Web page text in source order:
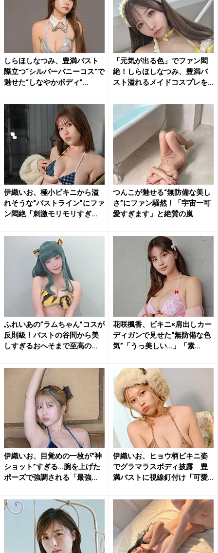
しらほしなつみ、豊満バスト
際立つ“シルバーバニーコス”で
魅せた“しなやかボディ”...
「元気が出る色」でファン悶
絶！しらほしなつみ、豊満バ
スト溢れるメイドコスプレを
伊織いお、極小ビキニから溢
れそうな“バストライン”にファ
ン悶絶「刺激モリモリすぎ...
つんこが魅せる“無防備な美し
さ”にファン騒然！「宇宙一可
愛すぎます」と絶賛の嵐
ふれいあの”ラムちゃん”コスが
反則級！バストの谷間から美
しすぎるおへそまで至高の...
花咲楓香、ビキニ×肩出しカー
ディガンで見せた“無防備な色
気”「うっ美しい…」「素...
伊織いお、目覚めの一枚が“神
ショット”すぎる…腕を上げた
ポーズで強調される「最強...
伊織いお、ヒョウ柄ビキニ姿
でグラマラスボディ披露 豊
満バストに視線釘付け「可愛